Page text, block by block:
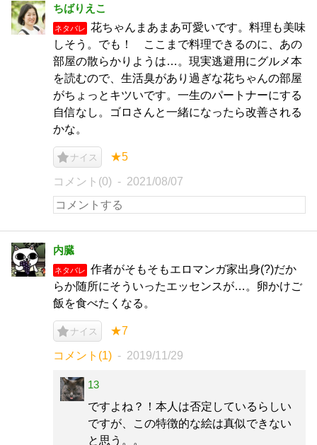
ちばりえこ
ネタバレ
花ちゃんまあまあ可愛いです。料理も美味
しそう。でも！ ここまで料理できるのに、あの
部屋の散らかりようは…。現実逃避用にグルメ本
を読むので、生活臭があり過ぎな花ちゃんの部屋
がちょっとキツいです。一生のパートナーにする
自信なし。ゴロさんと一緒になったら改善される
かな。
ナイス ★5
コメント(0) 2021/08/07
内臓
ネタバレ
作者がそもそもエロマンガ家出身(?)だか
らか随所にそういったエッセンスが…。卵かけご
飯を食べたくなる。
ナイス ★7
コメント(1) 2019/11/29
13
ですよね？！本人は否定しているらしい
ですが、この特徴的な絵は真似できない
と思う。。